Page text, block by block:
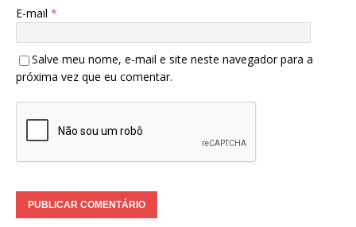
E-mail *
Salve meu nome, e-mail e site neste navegador para a
próxima vez que eu comentar.